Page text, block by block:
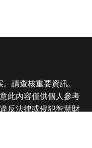
請查核重要資訊。
此內容僅供個人參考
反法律或侵犯智慧財